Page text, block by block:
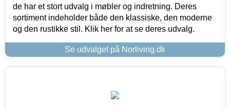
de har et stort udvalg i møbler og indretning. Deres
sortiment indeholder både den klassiske, den moderne
og den rustikke stil. Klik her for at se deres udvalg.
Se udvalget på Norliving.dk